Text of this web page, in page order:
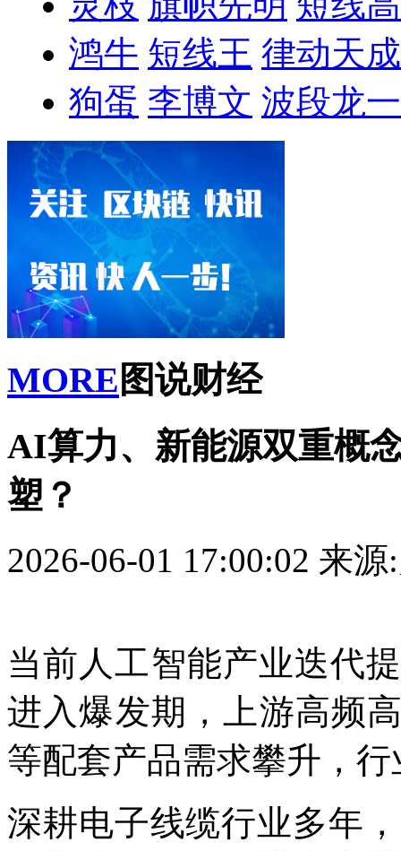
鸿牛 短线王 律动天成
狗蛋 李博文 波段龙一
MORE 图说财经
AI算力、新能源双重概
塑？
2026-06-01 17:00:02 来源
当前人工智能产业迭代
进入爆发期，上游高频
等配套产品需求攀升，
深耕电子线缆行业多年